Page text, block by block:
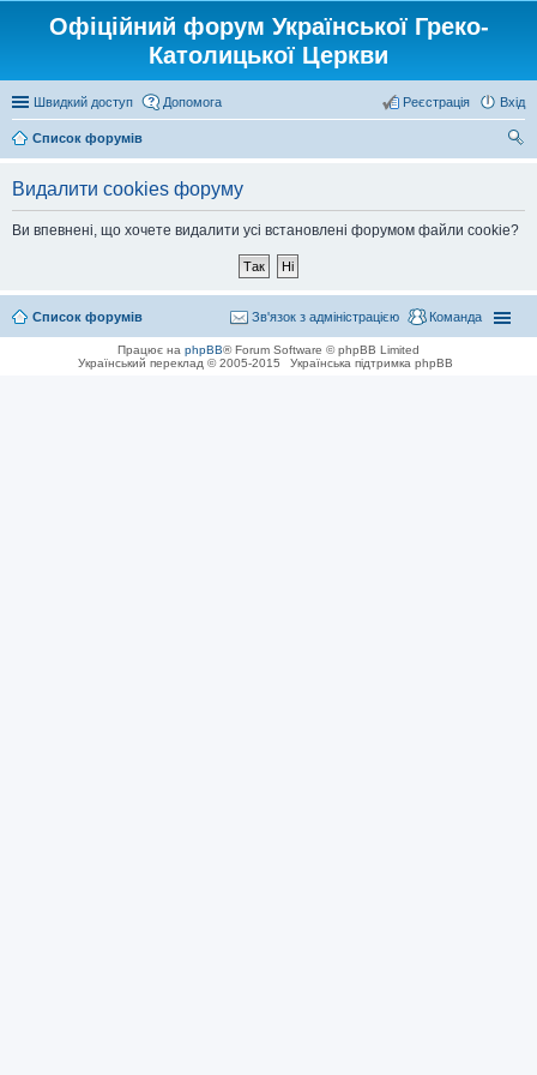
Офіційний форум Української Греко-
Католицької Церкви
Швидкий доступ Допомога Вхід
Реєстрація
Список форумів
Видалити cookies форуму
Ви впевнені, що хочете видалити усі встановлені форумом файли cookie?
Список форумів Команда
Зв'язок з адміністрацією
Працює на phpBB® Forum Software © phpBB Limited
Український переклад © 2005-2015
Українська підтримка phpBB